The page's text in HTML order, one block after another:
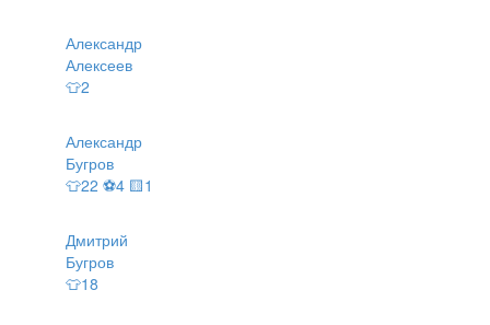
Александр
Алексеев
👕2
Александр
Бугров
👕22 ⚽4 🟨1
Дмитрий
Бугров
👕18